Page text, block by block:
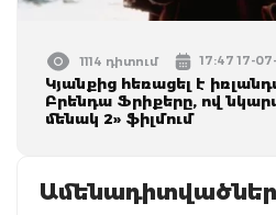
1114 դիտում 17:47 17-
Կյանքից հեռացել է
Բրենդա Ֆրիքերը, ով
մենակ 2» ֆիլմում
Ամենադիտվածներ